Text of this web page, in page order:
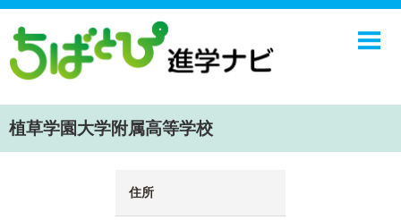
中学校
学校ニュース
植草学園大学附属高等学校
住所